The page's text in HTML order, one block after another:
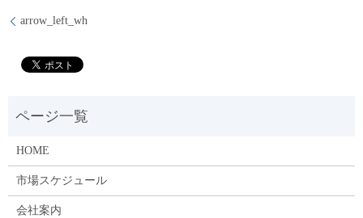
arrow_left_wh
HOME
市場スケジュール
会社案内